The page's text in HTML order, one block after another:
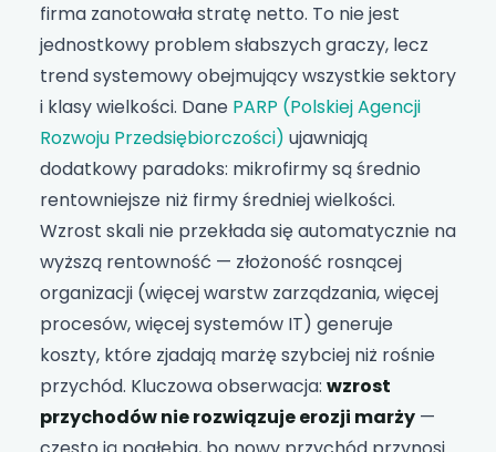
firma zanotowała stratę netto. To nie jest
jednostkowy problem słabszych graczy, lecz
trend systemowy obejmujący wszystkie sektory
i klasy wielkości. Dane PARP (Polskiej Agencji
Rozwoju Przedsiębiorczości) ujawniają
dodatkowy paradoks: mikrofirmy są średnio
rentowniejsze niż firmy średniej wielkości.
Wzrost skali nie przekłada się automatycznie na
wyższą rentowność — złożoność rosnącej
organizacji (więcej warstw zarządzania, więcej
procesów, więcej systemów IT) generuje
koszty, które zjadają marżę szybciej niż rośnie
przychód. Kluczowa obserwacja: wzrost
przychodów nie rozwiązuje erozji marży —